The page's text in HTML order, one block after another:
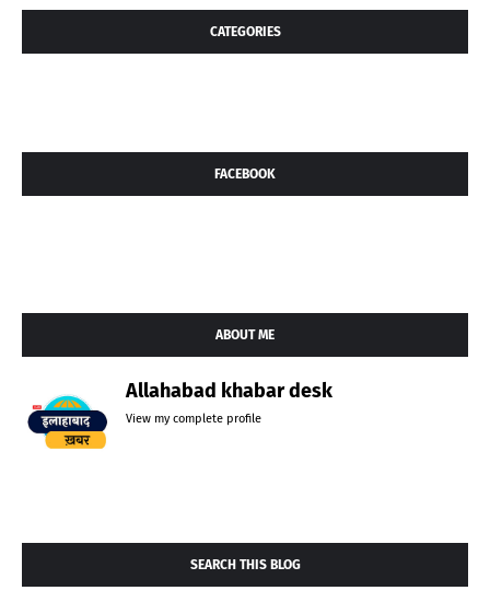
CATEGORIES
FACEBOOK
ABOUT ME
Allahabad khabar desk
View my complete profile
SEARCH THIS BLOG